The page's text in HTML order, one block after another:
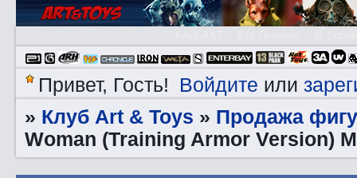
Привет, Гость! Войдите или
» Клуб Art & Toys » Продажа
Woman (Training Armor Version)